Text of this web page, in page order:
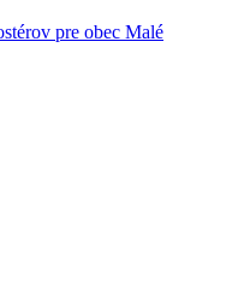
pre obec Malé